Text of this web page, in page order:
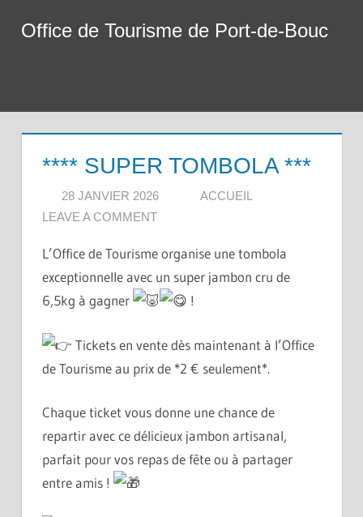
Office de Tourisme de Port-de-Bouc
**** SUPER TOMBOLA ***
28 JANVIER 2026
ACCUEIL
LEAVE A COMMENT
L’Office de Tourisme organise une tombola
exceptionnelle avec un super jambon cru de
6,5kg à gagner
!
Tickets en vente dès maintenant à l’Office
de Tourisme au prix de *2 € seulement*.
Chaque ticket vous donne une chance de
repartir avec ce délicieux jambon artisanal,
parfait pour vos repas de fête ou à partager
entre amis !